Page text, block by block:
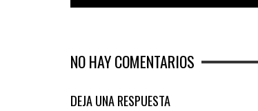
NO HAY COMENTARIOS
DEJA UNA RESPUESTA